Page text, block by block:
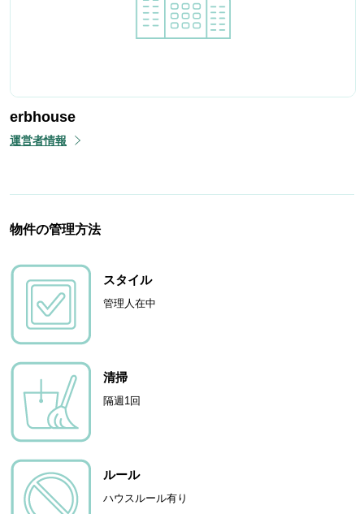
erbhouse
運営者情報
物件の管理方法
スタイル
管理人在中
清掃
隔週1回
ルール
ハウスルール有り